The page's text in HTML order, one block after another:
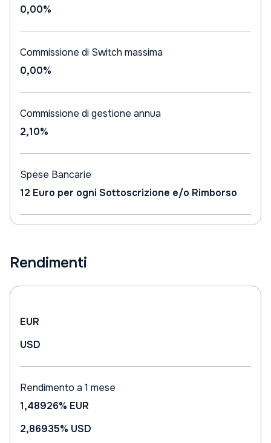
0,00%
Commissione di Switch massima
0,00%
Commissione di gestione annua
2,10%
Spese Bancarie
12 Euro per ogni Sottoscrizione e/o Rimborso
Rendimenti
EUR
USD
Rendimento a 1 mese
1,48926% EUR
2,86935% USD